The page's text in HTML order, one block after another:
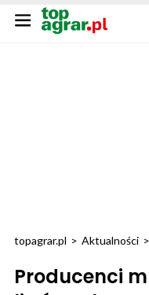
topagrar.pl > Aktualności >
Producenci